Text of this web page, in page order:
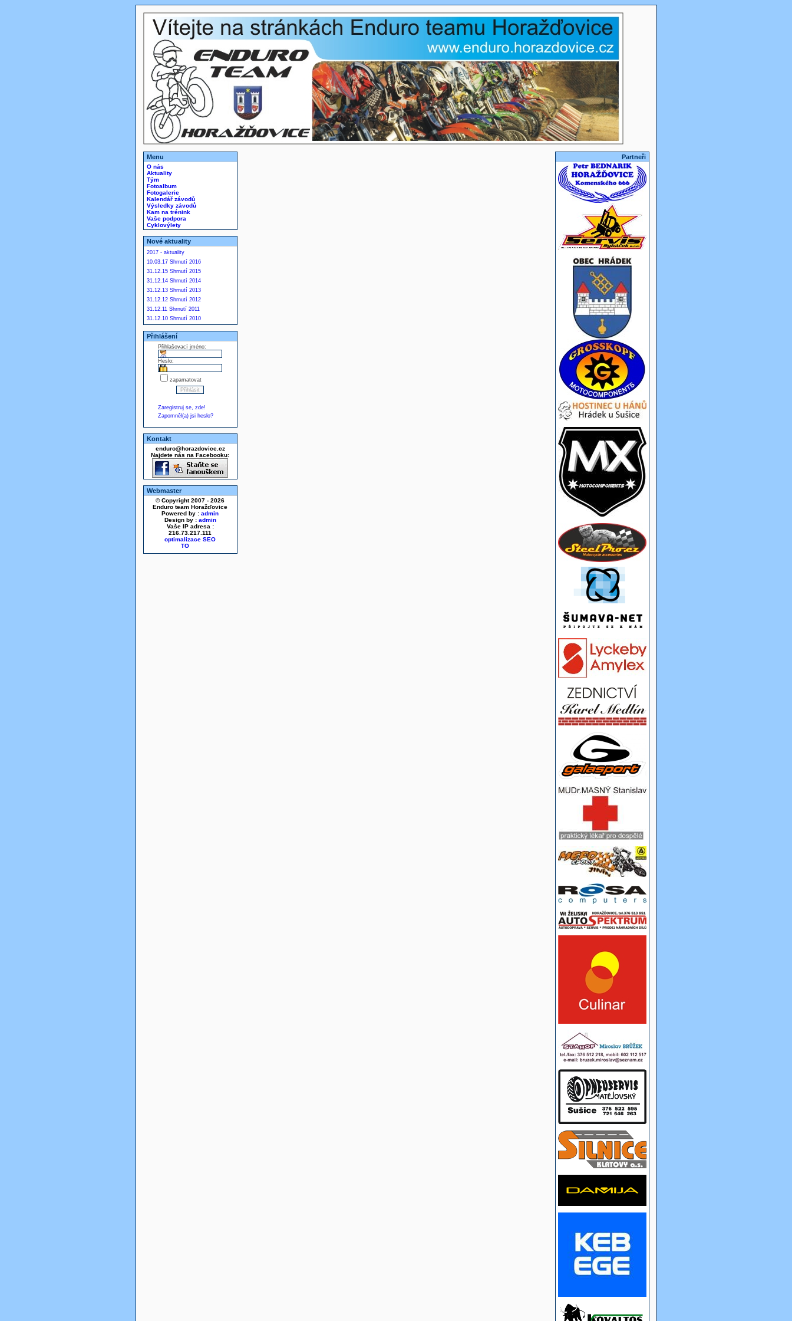
Menu
O nás
Aktuality
Tým
Fotoalbum
Fotogalerie
Kalendář závodů
Výsledky závodů
Kam na trénink
Vaše podpora
Cyklovýlety
Nové aktuality
2017 - aktuality
10.03.17 Shrnutí 2016
31.12.15 Shrnutí 2015
31.12.14 Shrnutí 2014
31.12.13 Shrnutí 2013
31.12.12 Shrnutí 2012
31.12.11 Shrnutí 2011
31.12.10 Shrnutí 2010
Přihlášení
Přihlašovací jméno:
Heslo:
zapamatovat
Zaregistruj se, zde!
Zapomněl(a) jsi heslo?
Kontakt
enduro@horazdovice.cz
Najdete nás na Facebooku:
Webmaster
© Copyright 2007 - 2026
Enduro team Horažďovice
Powered by : admin
Design by : admin
Vaše IP adresa :
216.73.217.111
optimalizace SEO
Partneři